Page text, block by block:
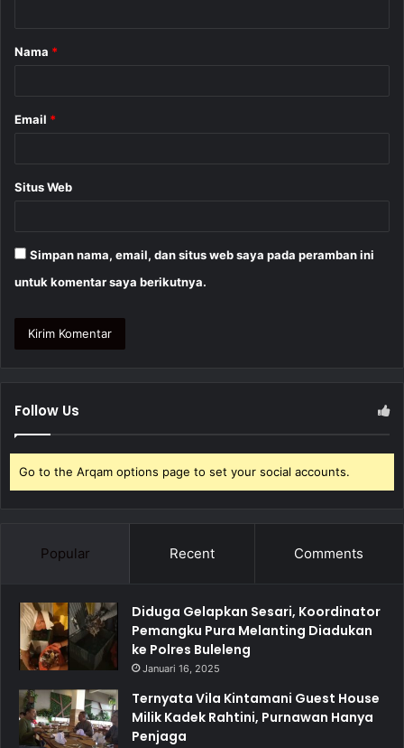
r
Nama *
Email *
Situs Web
Simpan nama, email, dan situs web saya pada peramban ini
untuk komentar saya berikutnya.
Follow Us
Go to the Arqam options page to set your social accounts.
Popular Recent Comments
Diduga Gelapkan Sesari, Koordinator
Pemangku Pura Melanting Diadukan
ke Polres Buleleng
Januari 16, 2025
Ternyata Vila Kintamani Guest House
Milik Kadek Rahtini, Purnawan Hanya
Penjaga